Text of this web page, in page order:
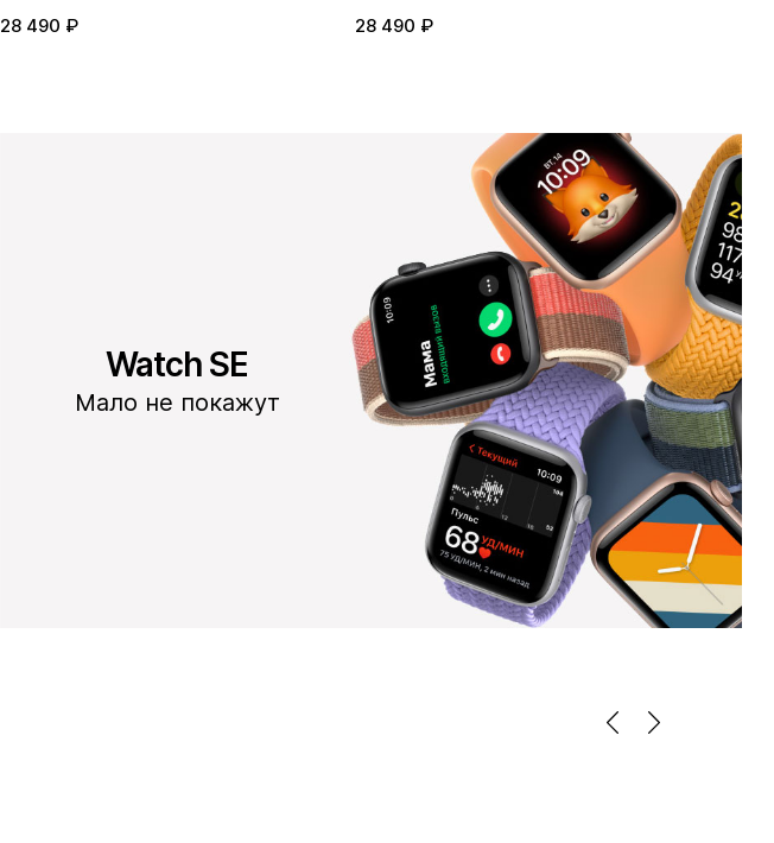
28 490 ₽ 28 490 ₽
Watch SE
Мало не покажут